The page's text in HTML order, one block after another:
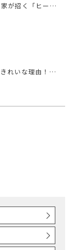
暖房をつけているのに寒い家が招く「ヒートショック」の危険性…
「ファースの家」の空気がきれいな理由！「ファースの家」では…